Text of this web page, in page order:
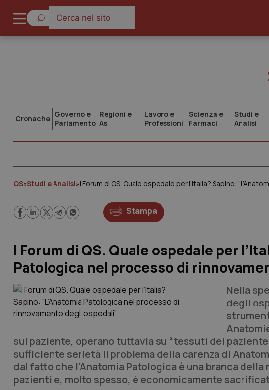
Cronache Governo e
Parlamento
Regioni e
Asl
Lavoro e
Professioni
Scienza e
Farmaci
Studi e
Analisi
QS»Studi e Analisi»I Forum di QS. Quale ospedale per l’Italia? Sapino:
Stampa
I Forum di QS. Quale ospedale per
Patologica nel processo di
Nella
degli
sul paziente, operano tuttavia su “tessuti del
sufficiente serietà il problema della carenza di
dal fatto che l’Anatomia Patologica è una branca
pazienti e, molto spesso, è economicamente